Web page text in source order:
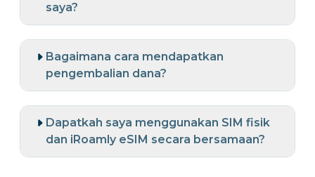
saya?
Bagaimana cara mendapatkan
pengembalian dana?
Dapatkah saya menggunakan SIM fisik
dan iRoamly eSIM secara bersamaan?